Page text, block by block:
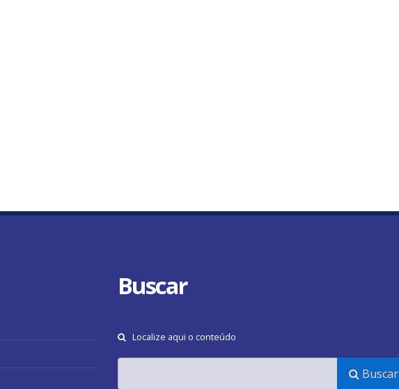
Buscar
Localize aqui o conteúdo
Buscar